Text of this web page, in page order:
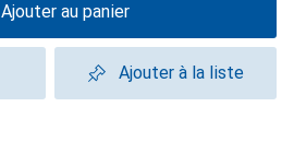
Ajouter au panier
Ajouter à la liste